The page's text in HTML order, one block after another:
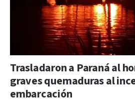
Trasladaron a Paraná al
graves quemaduras al
embarcación